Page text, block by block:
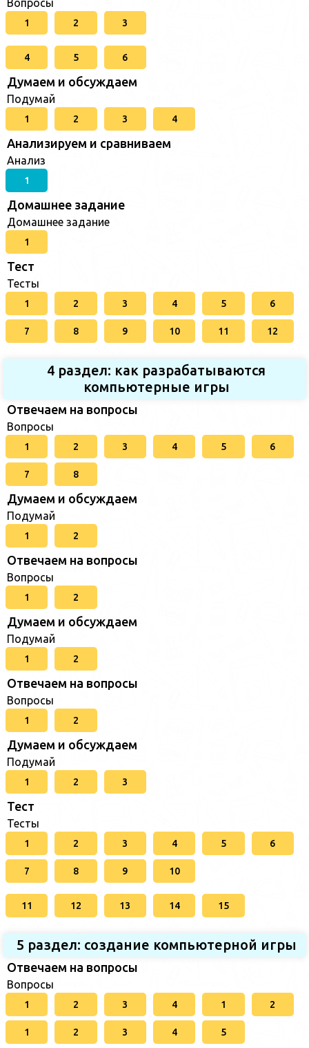
Вопросы
1 2 3
4 5 6
Думаем и обсуждаем
Подумай
1 2 3 4
Анализируем и сравниваем
Анализ
1
Домашнее задание
Домашнее задание
1
Тест
Тесты
1 2 3 4 5 6
7 8 9 10 11 12
4 раздел: как разрабатываются
компьютерные игры
Отвечаем на вопросы
Вопросы
1 2 3 4 5 6
7 8
Думаем и обсуждаем
Подумай
1 2
Отвечаем на вопросы
Вопросы
1 2
Думаем и обсуждаем
Подумай
1 2
Отвечаем на вопросы
Вопросы
1 2
Думаем и обсуждаем
Подумай
1 2 3
Тест
Тесты
1 2 3 4 5 6
7 8 9 10
11 12 13 14 15
5 раздел: создание компьютерной игры
Отвечаем на вопросы
Вопросы
1 2 3 4 1 2
1 2 3 4 5